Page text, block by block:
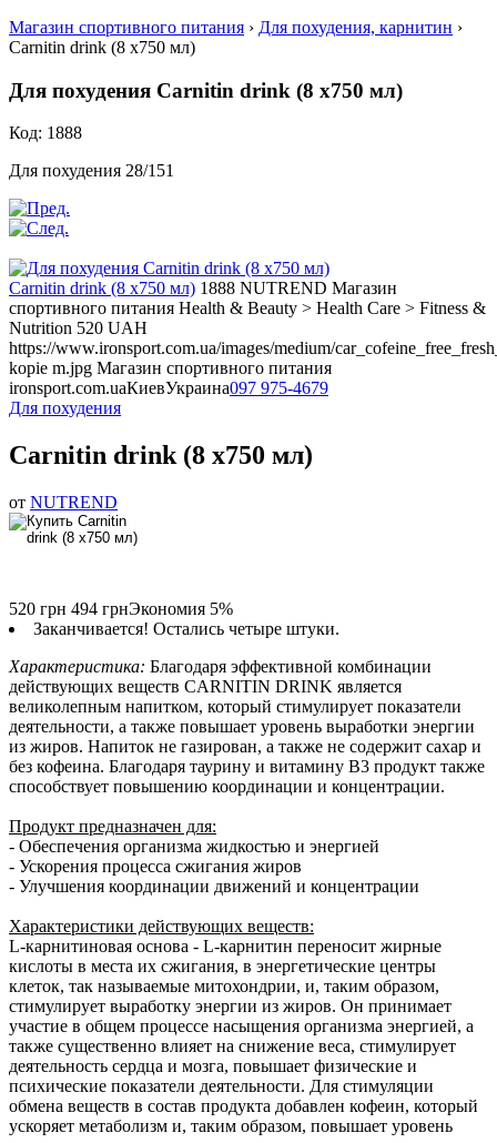
Магазин спортивного питания › Для похудения, карнитин ›
Carnitin drink (8 x750 мл)
Для похудения Carnitin drink (8 x750 мл)
Код: 1888
Для похудения 28/151
Carnitin drink (8 x750 мл) 1888 NUTREND Магазин
спортивного питания Health & Beauty > Health Care > Fitness &
Nutrition 520 UAH
https://www.ironsport.com.ua/images/medium/
kopie m.jpg Магазин спортивного питания
ironsport.com.uaКиевУкраина097 975-4679
Для похудения
Carnitin drink (8 x750 мл)
от NUTREND
520 грн 494 грнЭкономия 5%
Заканчивается! Остались четыре штуки.
Характеристика: Благодаря эффективной комбинации
действующих веществ CARNITIN DRINK является
великолепным напитком, который стимулирует показатели
деятельности, а также повышает уровень выработки энергии
из жиров. Напиток не газирован, а также не содержит сахар и
без кофеина. Благодаря таурину и витамину B3 продукт также
способствует повышению координации и концентрации.
Продукт предназначен для:
- Обеспечения организма жидкостью и энергией
- Ускорения процесса сжигания жиров
- Улучшения координации движений и концентрации
Характеристики действующих веществ:
L-карнитиновая основа - L-карнитин переносит жирные
кислоты в места их сжигания, в энергетические центры
клеток, так называемые митохондрии, и, таким образом,
стимулирует выработку энергии из жиров. Он принимает
участие в общем процессе насыщения организма энергией, а
также существенно влияет на снижение веса, стимулирует
деятельность сердца и мозга, повышает физические и
психические показатели деятельности. Для стимуляции
обмена веществ в состав продукта добавлен кофеин, который
ускоряет метаболизм и, таким образом, повышает уровень